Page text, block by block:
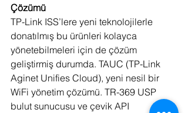
Çözümü
TP-Link ISS’lere yeni teknolojilerle
donatılmış bu ürünleri kolayca
yönetebilmeleri için de çözüm
geliştirmiş durumda. TAUC (TP-Link
Aginet Unifies Cloud), yeni nesil bir
WiFi yönetim çözümü. TR-369 USP
bulut sunucusu ve çevik API